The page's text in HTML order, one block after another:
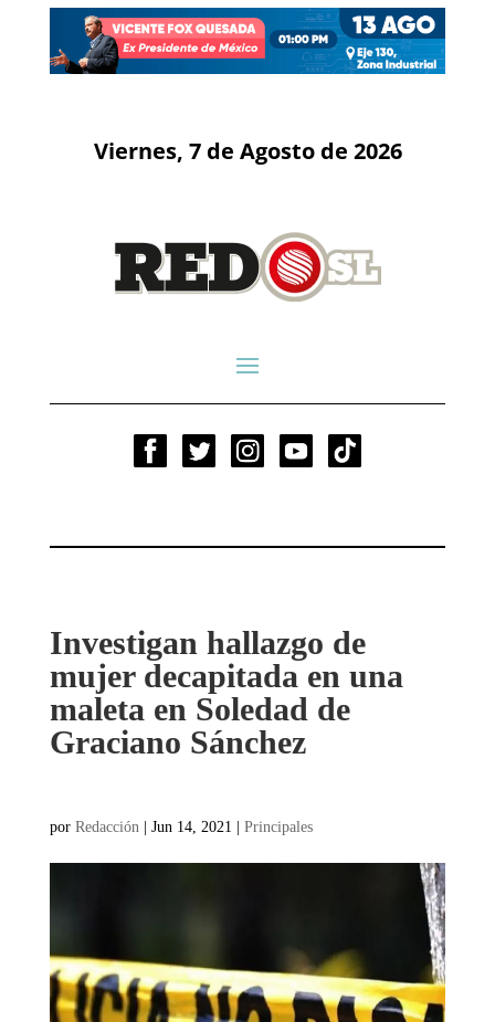
Viernes, 7 de Agosto de 2026
Investigan hallazgo de
mujer decapitada en una
maleta en Soledad de
Graciano Sánchez
por Redacción | Jun 14, 2021 | Principales